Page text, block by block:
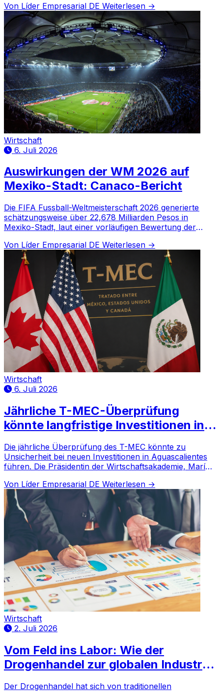
Von Líder Empresarial DE Weiterlesen →
Wirtschaft
6. Juli 2026
Auswirkungen der WM 2026 auf
Mexiko-Stadt: Canaco-Bericht
Die FIFA Fussball-Weltmeisterschaft 2026 generierte
schätzungsweise über 22,678 Milliarden Pesos in
Mexiko-Stadt, laut einer vorläufigen Bewertung der
Von Líder Empresarial DE Weiterlesen →
Wirtschaft
6. Juli 2026
Jährliche T-MEC-Überprüfung
könnte langfristige Investitionen in
Aguascalientes bremsen, warnt die
Die jährliche Überprüfung des T-MEC könnte zu
Unsicherheit bei neuen Investitionen in Aguascalientes
führen. Die Präsidentin der Wirtschaftsakademie, María
Von Líder Empresarial DE Weiterlesen →
Wirtschaft
2. Juli 2026
Vom Feld ins Labor: Wie der
Drogenhandel zur globalen Industrie
Der Drogenhandel hat sich von traditionellen